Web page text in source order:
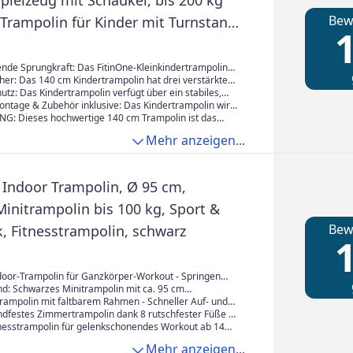
für Kinder mit Turnstange
für Jungen und
6 bis 12 Jahren
Sprungkraft: Das FitinOne-Kleinkindertrampolin
Stahlfedern und verstellbarer Querstange bietet
für verschiedene Altersgruppen. Perfekt zum
und Entwickeln der Motorik.
Das 140 cm Kindertrampolin hat drei verstärkte
Stand ohne Verrutschen. Der rostfreie
Kippschutz ist langlebig und bis 200 kg belastbar.
bodenschonend.
Das Kindertrampolin verfügt über ein stabiles,
leicht zu reinigendes Sicherheitsnetz mit guter
Dick gepolsterte Haltegriffe und ein erhöhter
& Zubehör inklusive: Das Kindertrampolin wird
sowie Zubehör wie Sandsäcken, Bällen,
draußen geeignet. Tipp: Federn diagonal einbauen.
kontaktieren.
Dieses hochwertige 140 cm Trampolin ist das
Mitgeliefert werden Sandsäcke, Bälle, Schaukel
Spielspaß in sicherer Umgebung.
Mehr anzeigen...
Indoor Trampolin, Ø 95 cm,
bis 100 kg, Sport &
Fitnesstrampolin, schwarz
Trampolin für Ganzkörper-Workout - Springen
Balance, Koordination
Schwarzes Minitrampolin mit ca. 95 cm
Ideal auch für kleine Wohnungen
mit faltbarem Rahmen - Schneller Auf- und
spontanes Training
Zimmertrampolin dank 8 rutschfester Füße -
bis max. 100 kg
für gelenkschonendes Workout ab 14
Mehr anzeigen...